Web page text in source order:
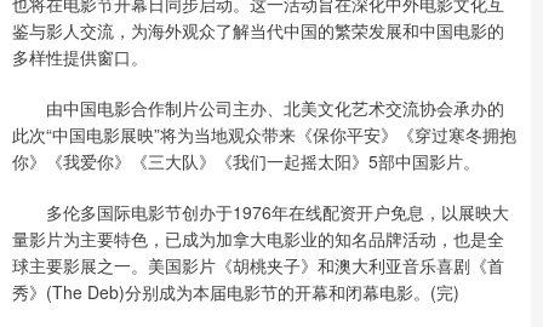
鉴与影人交流，为海外观众了解当代中国的繁荣发展和中国电影的
多样性提供窗口。
由中国电影合作制片公司主办、北美文化艺术交流协会承办的
此次“中国电影展映”将为当地观众带来《保你平安》《穿过寒冬拥抱
你》《我爱你》《三大队》《我们一起摇太阳》5部中国影片。
多伦多国际电影节创办于1976年在线配资开户免息，以展映大
量影片为主要特色，已成为加拿大电影业的知名品牌活动，也是全
球主要影展之一。美国影片《胡桃夹子》和澳大利亚音乐喜剧《首
秀》(The Deb)分别成为本届电影节的开幕和闭幕电影。(完)